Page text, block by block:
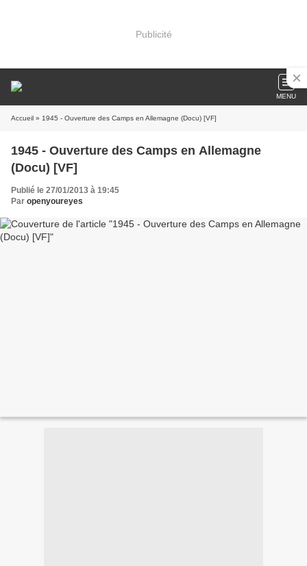
Publicité
MENU
Accueil » 1945 - Ouverture des Camps en Allemagne (Docu) [VF]
1945 - Ouverture des Camps en Allemagne
(Docu) [VF]
Publié le 27/01/2013 à 19:45
Par openyoureyes